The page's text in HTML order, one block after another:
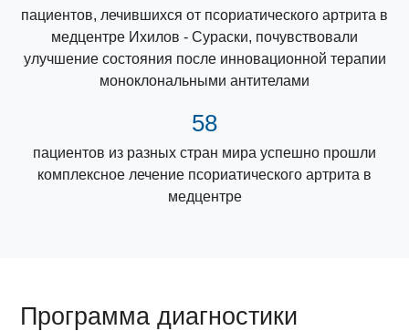
пациентов, лечившихся от псориатического артрита в
медцентре Ихилов - Сураски, почувствовали
улучшение состояния после инновационной терапии
моноклональными антителами
58
пациентов из разных стран мира успешно прошли
комплексное лечение псориатического артрита в
медцентре
Программа диагностики